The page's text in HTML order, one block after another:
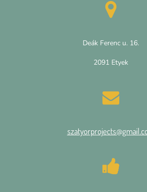
Deák Ferenc u. 16.
2091 Etyek